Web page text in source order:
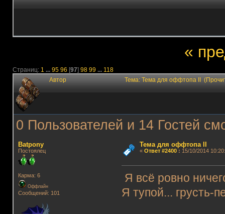
«
Страниц: 1 ... 95 96 [97] 98 99 ... 118
Автор Тема: Тема для оффтопа II
0 Пользователей и 14 Гостей
Batpony
Постоялец
Карма: 6
Оффлайн
Сообщений: 101
Тема для оффтопа II
« Ответ #2400: 15/10/2014
Я всё ровно
Я тупой... грусть-